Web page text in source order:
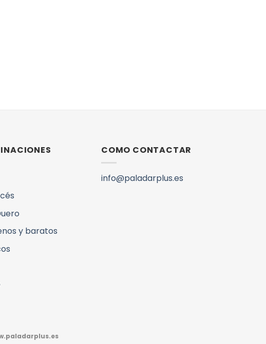
y baratos
COMO CONTACTAR
info@paladarplus.es